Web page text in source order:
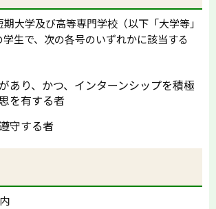
大学及び高等専門学校（以下「大学等」
学生で、次の各号のいずれかに該当する
あり、かつ、インターンシップを積極
を有する者
守する者